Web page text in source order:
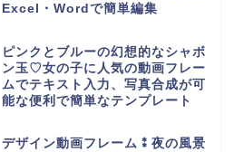
Excel・Wordで簡単編集
ピンクとブルーの幻想的なシャボ
ン玉♡女の子に人気の動画フレー
ムでテキスト入力、写真合成が可
能な便利で簡単なテンプレート
デザイン動画フレーム⁑夜の風景